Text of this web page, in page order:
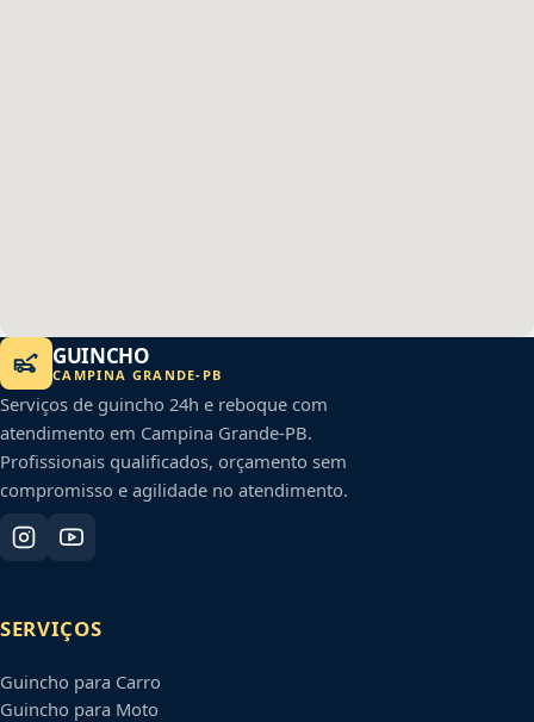
GUINCHO
CAMPINA GRANDE- PB
Serviços de guincho 24h e reboque com
atendimento em Campina Grande-PB.
Profissionais qualificados, orçamento sem
compromisso e agilidade no atendimento.
SERVIÇOS
Guincho para Carro
Guincho para Moto